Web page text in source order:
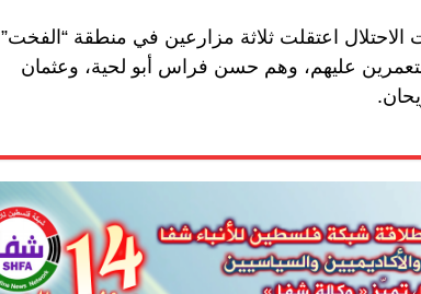
اعتقلت ثلاثة مزارعين في منطقة “الفخت”
عليهم، وهم حسن فراس أبو لحية، وعثمان